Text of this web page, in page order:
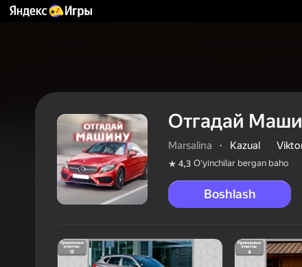
Отгадай
Marsalina · Kazual
4,3 Oʻyinchilar bergan baho
Boshlash